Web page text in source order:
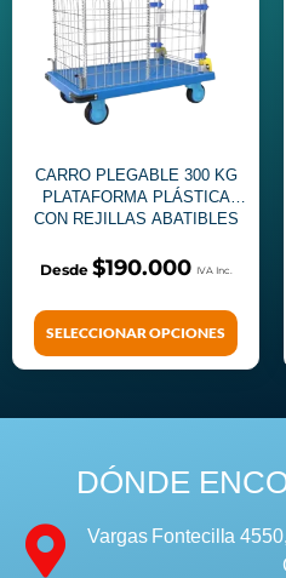
CARRO PLEGABLE 300 KG
PLATAFORMA PLÁSTICA
CON REJILLAS ABATIBLES
$190.000
SELECCIONAR OPCIONES
DÓNDE
Vargas Fontecilla